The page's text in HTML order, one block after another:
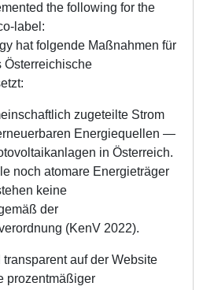
the following for the
label:
hat folgende Maßnahmen für
Österreichische
zugeteilte Strom
Energiequellen —
in Österreich.
noch atomare Energieträger
keine
der
(KenV 2022).
auf der Website
prozentmäßiger